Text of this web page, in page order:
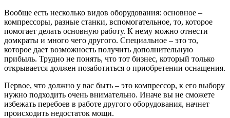
Вообще есть несколько видов оборудования: основное –
компрессоры, разные станки, вспомогательное, то, которое
помогает делать основную работу. К нему можно отнести
домкраты и много чего другого. Специальное – это то,
которое дает возможность получить дополнительную
прибыль. Трудно не понять, что тот бизнес, который только
открывается должен позаботиться о приобретении оснащения.
Первое, что должно у вас быть – это компрессор, к его выбору
нужно подходить очень внимательно. Иначе вы не сможете
избежать перебоев в работе другого оборудования, начнет
происходить недостаток мощи.